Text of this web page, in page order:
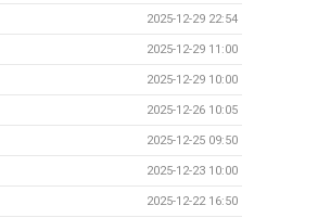
2025-12-29 22:54
2025-12-29 11:00
2025-12-29 10:00
2025-12-26 10:05
2025-12-25 09:50
2025-12-23 10:00
2025-12-22 16:50